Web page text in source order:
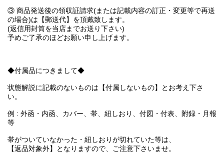
③ 商品発送後の領収証請求(または記載内容の訂正・変更等で再送
の場合)は【郵送代】を頂戴致します。
(返信用封筒を当店までお送り下さい)
予めご了承のほどお願い申し上げます。
◆付属品につきまして◆
状態解説に記載のないものは【付属しないもの】とお考え下さ
い。
例 : 外函・内函、カバー、帯、紐しおり、付図・付表、附録・月報
等
帯がついていなかった・紐しおりが切れていた等は、
【返品対象外】となりますので、ご注意下さいませ。